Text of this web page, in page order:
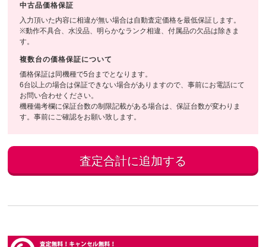
中古品価格保証
入力頂いた内容に相違が無い場合は自動査定価格を最低保証します。
※動作不具合、水没品、明らかなランク相違、付属品の欠品は除きま
す。
複数台の価格保証について
価格保証は同機種で5台までとなります。
6台以上の場合は保証できない場合がありますので、事前にお電話にて
お問い合わせください。
機種備考欄に保証台数の制限記載がある場合は、保証台数が変わりま
す。事前にご確認をお願い致します。